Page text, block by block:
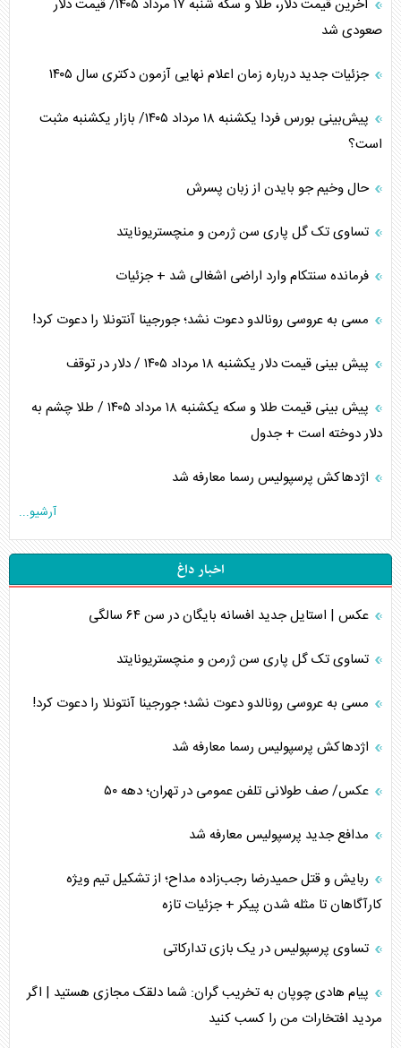
آخرین قیمت دلار، طلا و سکه شنبه ۱۷ مرداد ۱۴۰۵/ قیمت دلار
صعودی شد
جزئیات جدید درباره زمان اعلام نهایی آزمون دکتری سال ۱۴۰۵
پیش‌بینی بورس فردا یکشنبه ۱۸ مرداد ۱۴۰۵/ بازار یکشنبه مثبت
است؟
حال وخیم جو بایدن از زبان پسرش
تساوی تک گل پاری سن ژرمن و منچستریونایتد
فرمانده سنتکام وارد اراضی اشغالی شد + جزئیات
مسی به عروسی رونالدو دعوت نشد؛ جورجینا آنتونلا را دعوت کرد!
پیش بینی قیمت دلار یکشنبه ۱۸ مرداد ۱۴۰۵ / دلار در توقف
پیش بینی قیمت طلا و سکه یکشنبه ۱۸ مرداد ۱۴۰۵ / طلا چشم به
دلار دوخته است + جدول
اژدهاکش پرسپولیس رسما معارفه شد
آرشیو...
اخبار داغ
عکس | استایل جدید افسانه بایگان در سن ۶۴ سالگی
تساوی تک گل پاری سن ژرمن و منچستریونایتد
مسی به عروسی رونالدو دعوت نشد؛ جورجینا آنتونلا را دعوت کرد!
اژدهاکش پرسپولیس رسما معارفه شد
عکس/ صف طولانی تلفن عمومی در تهران؛ دهه ۵۰
مدافع جدید پرسپولیس معارفه شد
ربایش و قتل حمیدرضا رجب‌زاده مداح؛ از تشکیل تیم ویژه
کارآگاهان تا مثله شدن پیکر + جزئیات تازه
تساوی پرسپولیس در یک بازی تدارکاتی
پیام هادی چوپان به تخریب گران: شما دلقک مجازی هستید | اگر
مردید افتخارات من را کسب کنید